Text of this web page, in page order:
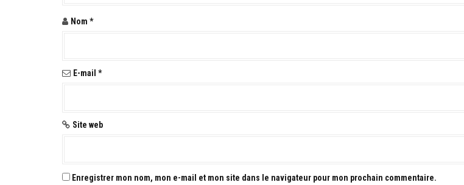
l
r
i
e
Nom *
E-mail *
Site web
Enregistrer mon nom, mon e-mail et mon site dans le navigateur pour mon prochain commentaire.